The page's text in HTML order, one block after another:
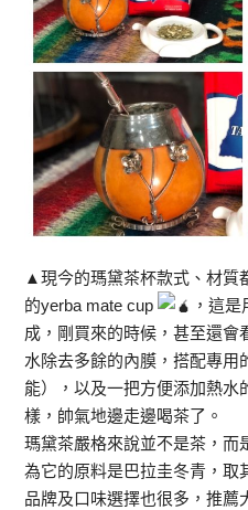
▲現今的瑪黛茶杯款式、材質
的yerba mate cup
，這
成，剛買來的時候，甚至還會
水除去多餘的內膜，搭配專用
能），以及一把方便添加熱水
樣，帥氣地邊走邊喝茶了。
瑪黛茶嚴格來說並不是茶，而
為它的原料是巴拉圭冬青，取
品牌及口味選擇也很多，推薦